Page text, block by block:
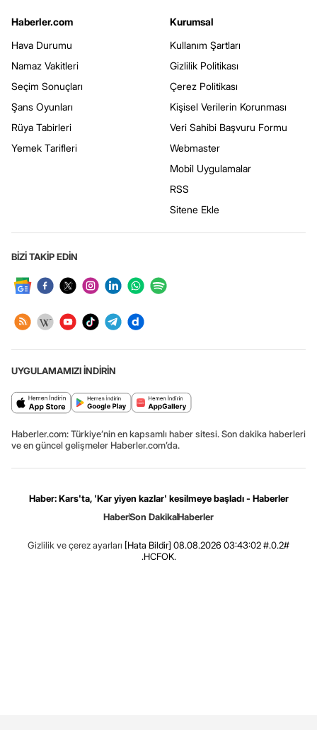
Haberler.com
Hava Durumu
Namaz Vakitleri
Seçim Sonuçları
Şans Oyunları
Rüya Tabirleri
Yemek Tarifleri
Kurumsal
Kullanım Şartları
Gizlilik Politikası
Çerez Politikası
Kişisel Verilerin Korunması
Veri Sahibi Başvuru Formu
Webmaster
Mobil Uygulamalar
RSS
Sitene Ekle
BİZİ TAKİP EDİN
UYGULAMAMIZI İNDİRİN
Haberler.com: Türkiye’nin en kapsamlı haber sitesi. Son dakika haberleri
ve en güncel gelişmeler Haberler.com’da.
Haber: Kars'ta, 'Kar yiyen kazlar' kesilmeye başladı - Haberler
HaberSon DakikaHaberler
Gizlilik ve çerez ayarları [Hata Bildir] 08.08.2026 03:43:02 #.0.2#
.HCFOK.